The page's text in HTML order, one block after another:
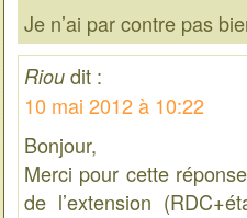
Je n’ai par contre pas
Riou dit :
10 mai 2012 à 10:22
Bonjour,
Merci pour cette
de l’extension